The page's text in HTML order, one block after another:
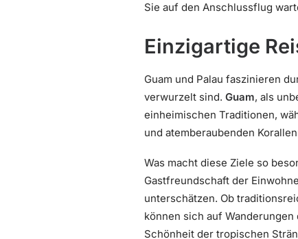
Sie auf den Anschlussflug
Einzigartige
Guam und Palau faszinieren
verwurzelt sind. Guam, als
einheimischen Traditionen,
und atemberaubenden
Was macht diese Ziele so
Gastfreundschaft der
unterschätzen. Ob
können sich auf
Schönheit der tropischen